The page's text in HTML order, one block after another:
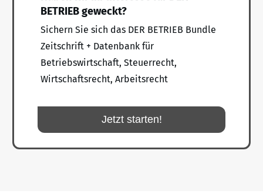
BETRIEB geweckt?
Sichern Sie sich das DER BETRIEB Bundle
Zeitschrift + Datenbank für
Betriebswirtschaft, Steuerrecht,
Wirtschaftsrecht, Arbeitsrecht
Jetzt starten!